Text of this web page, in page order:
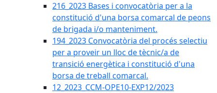
216_2023 Bases i convocatòria per a la
constitució d'una borsa comarcal de peons
de brigada i/o manteniment.
194_2023 Convocatòria del procés selectiu
per a proveir un lloc de tècnic/a de
transició energètica i constitució d'una
borsa de treball comarcal.
12_2023_CCM-OPE10-EXP12/2023